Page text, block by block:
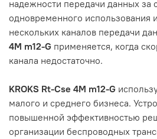
надежности передачи данных за
одновременного использования
нескольких каналов передачи
4M m12-G применяется, когда
канала недостаточно.
KROKS Rt-Cse 4M m12-G
малого и среднего бизнеса.
повышенной эффективностью
организации беспроводных